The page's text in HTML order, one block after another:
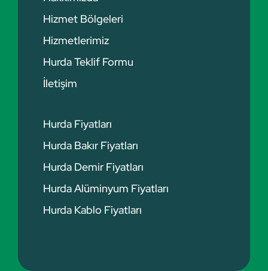
Hizmet Bölgeleri
Hizmetlerimiz
Hurda Teklif Formu
İletişim
Hurda Fiyatları
Hurda Bakır Fiyatları
Hurda Demir Fiyatları
Hurda Alüminyum Fiyatları
Hurda Kablo Fiyatları